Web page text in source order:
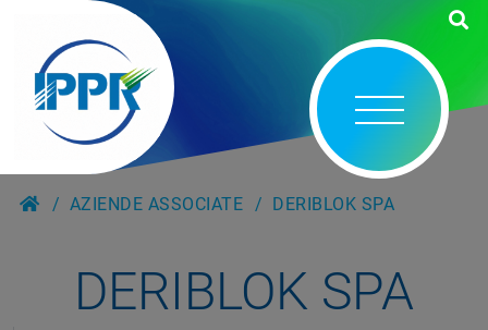
AZIENDE ASSOCIATE DERIBLOK SPA
DERIBLOK SPA